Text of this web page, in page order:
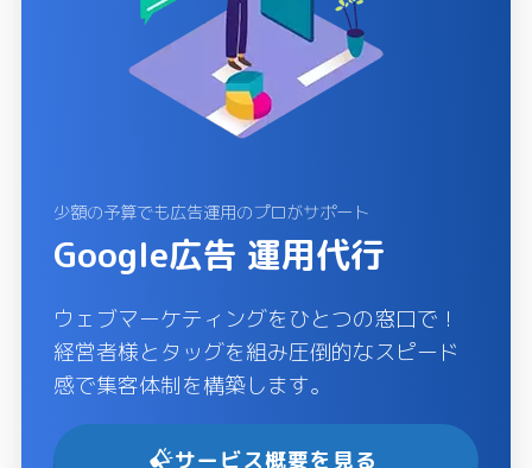
少額の予算でも広告運用のプロがサポート
Google広告 運用代行
ウェブマーケティングをひとつの窓口で！
経営者様とタッグを組み圧倒的なスピード
感で集客体制を構築します。
サービス概要を見る